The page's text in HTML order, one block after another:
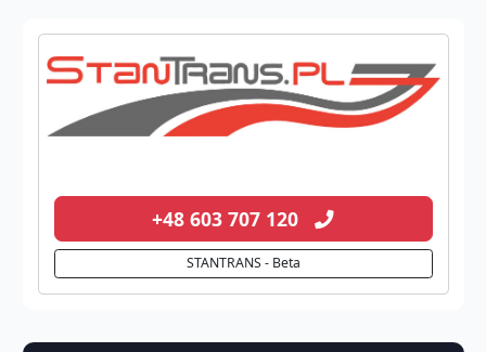
+48 603 707 120
STANTRANS - Beta